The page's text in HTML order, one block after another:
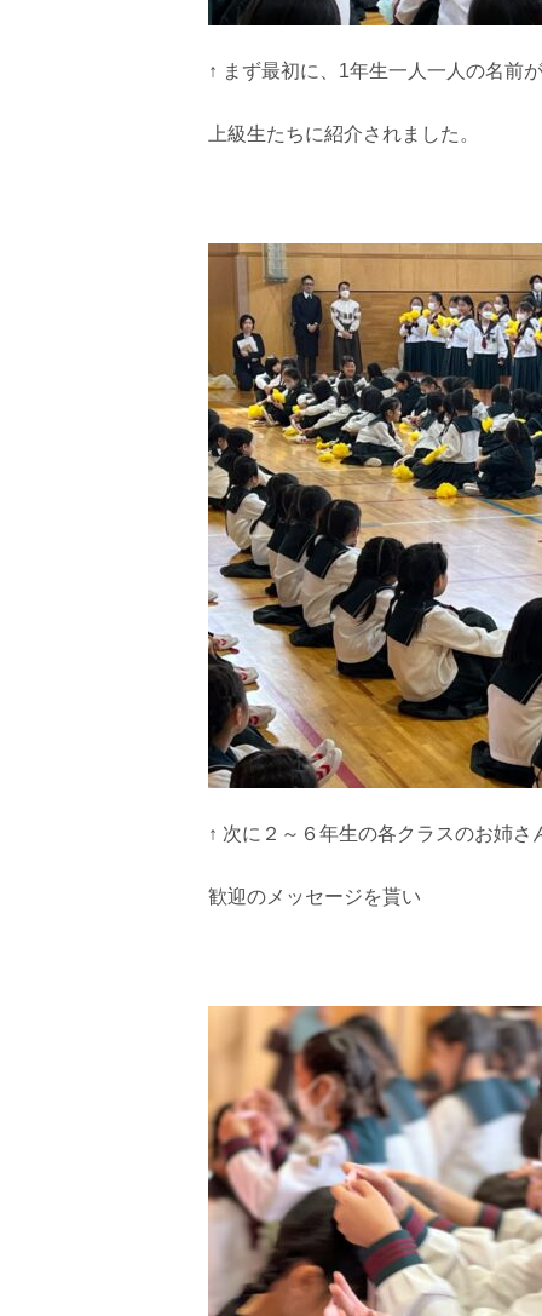
↑ まず最初に、1年生一人一人の名前
上級生たちに紹介されました。
↑ 次に２～６年生の各クラスのお姉さ
歓迎のメッセージを貰い